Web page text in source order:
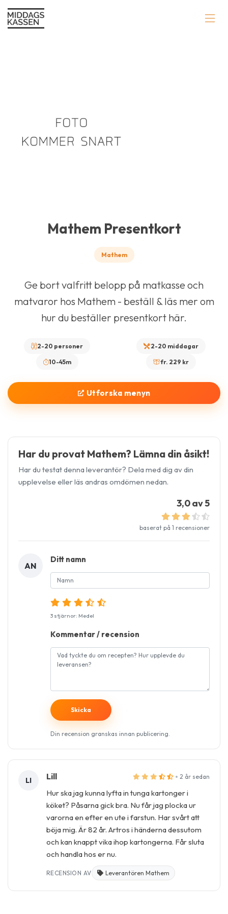
Mathem Presentkort
Mathem
Ge bort valfritt belopp på matkasse och
matvaror hos Mathem - beställ & läs mer om
hur du beställer presentkort här.
2-20 personer 2-20 middagar
10-45m fr. 229 kr
Utforska menyn
Har du provat Mathem? Lämna din åsikt!
Har du testat denna leverantör? Dela med dig av din
upplevelse eller läs andras omdömen nedan.
3,0 av 5
baserat på 1 recensioner
AN
Ditt namn
3 stjärnor: Medel
Kommentar / recension
Din recension granskas innan publicering.
LI Lill 2 år sedan
Hur ska jag kunna lyfta in tunga kartonger i
köket? Påsarna gick bra. Nu får jag plocka ur
varorna en efter en ute i farstun. Har svårt att
böja mig. Är 82 år. Artros i händerna dessutom
och kan knappt vika ihop kartongerna. Får sluta
och handla hos er nu.
RECENSION AV Leverantören Mathem